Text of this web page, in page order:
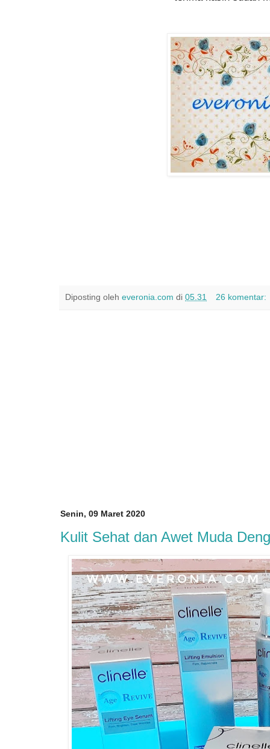
Diposting oleh everonia.com di 05.31 26 komentar:
Senin, 09 Maret 2020
Kulit Sehat dan Awet Muda